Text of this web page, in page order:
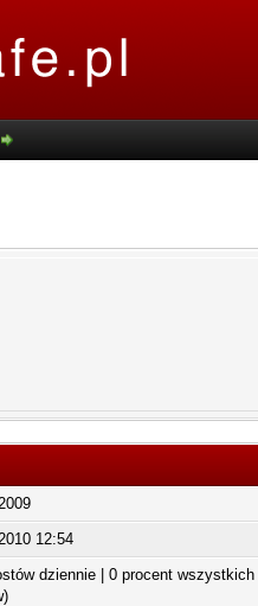
12:54
dziennie | 0 procent wszystkich